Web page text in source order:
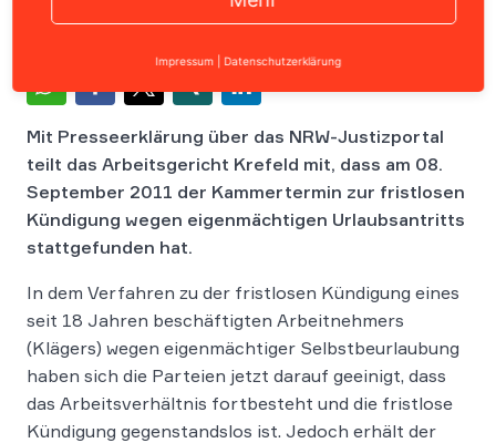
Mit Presseerklärung über das NRW-Justizportal
teilt das Arbeitsgericht Krefeld mit, dass am 08.
September 2011 der Kammertermin zur fristlosen
Kündigung wegen eigenmächtigen Urlaubsantritts
stattgefunden hat.
In dem Verfahren zu der fristlosen Kündigung eines
seit 18 Jahren beschäftigten Arbeitnehmers
(Klägers) wegen eigenmächtiger Selbstbeurlaubung
haben sich die Parteien jetzt darauf geeinigt, dass
das Arbeitsverhältnis fortbesteht und die fristlose
Kündigung gegenstandslos ist. Jedoch erhält der
Impressum Datenschutzerklärung